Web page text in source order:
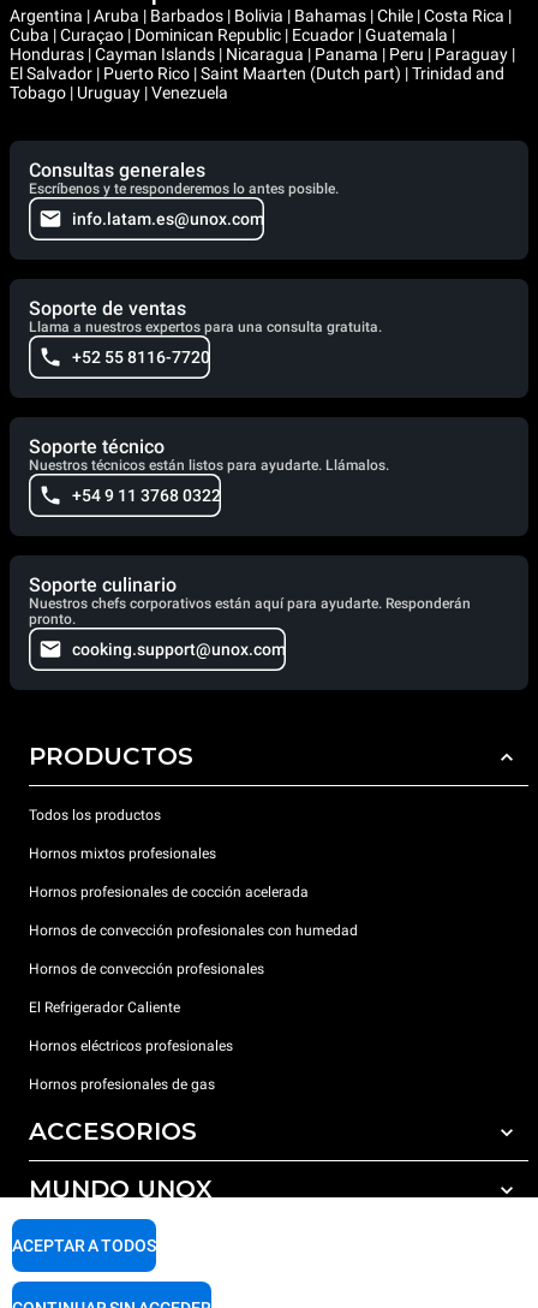
Argentina | Aruba | Barbados | Bolivia | Bahamas | Chile | Costa Rica |
Cuba | Curaçao | Dominican Republic | Ecuador | Guatemala |
Honduras | Cayman Islands | Nicaragua | Panama | Peru | Paraguay |
El Salvador | Puerto Rico | Saint Maarten (Dutch part) | Trinidad and
Tobago | Uruguay | Venezuela
Consultas generales
Escríbenos y te responderemos lo antes posible.
info.latam.es@unox.com
Soporte de ventas
Llama a nuestros expertos para una consulta gratuita.
+52 55 8116-7720
Soporte técnico
Nuestros técnicos están listos para ayudarte. Llámalos.
+54 9 11 3768 0322
Soporte culinario
Nuestros chefs corporativos están aquí para ayudarte. Responderán
pronto.
cooking.support@unox.com
PRODUCTOS
Todos los productos
Hornos mixtos profesionales
Hornos profesionales de cocción acelerada
Hornos de convección profesionales con humedad
Hornos de convección profesionales
El Refrigerador Caliente
Hornos eléctricos profesionales
Hornos profesionales de gas
ACCESORIOS
Todos los accesorios
Detergentes para lavado automático
Detergentes para lavado manual
MUNDO UNOX
Nuestras sedes en el mundo
SOPORTE
ACEPTAR A TODOS